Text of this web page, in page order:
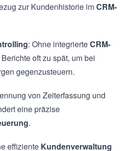
zur Kundenhistorie imCRM-
: Ohne integrierteCRM-
oft zu spät, um bei
gegenzusteuern.
von Zeiterfassung und
eine präzise
.
effiziente Kundenverwaltung